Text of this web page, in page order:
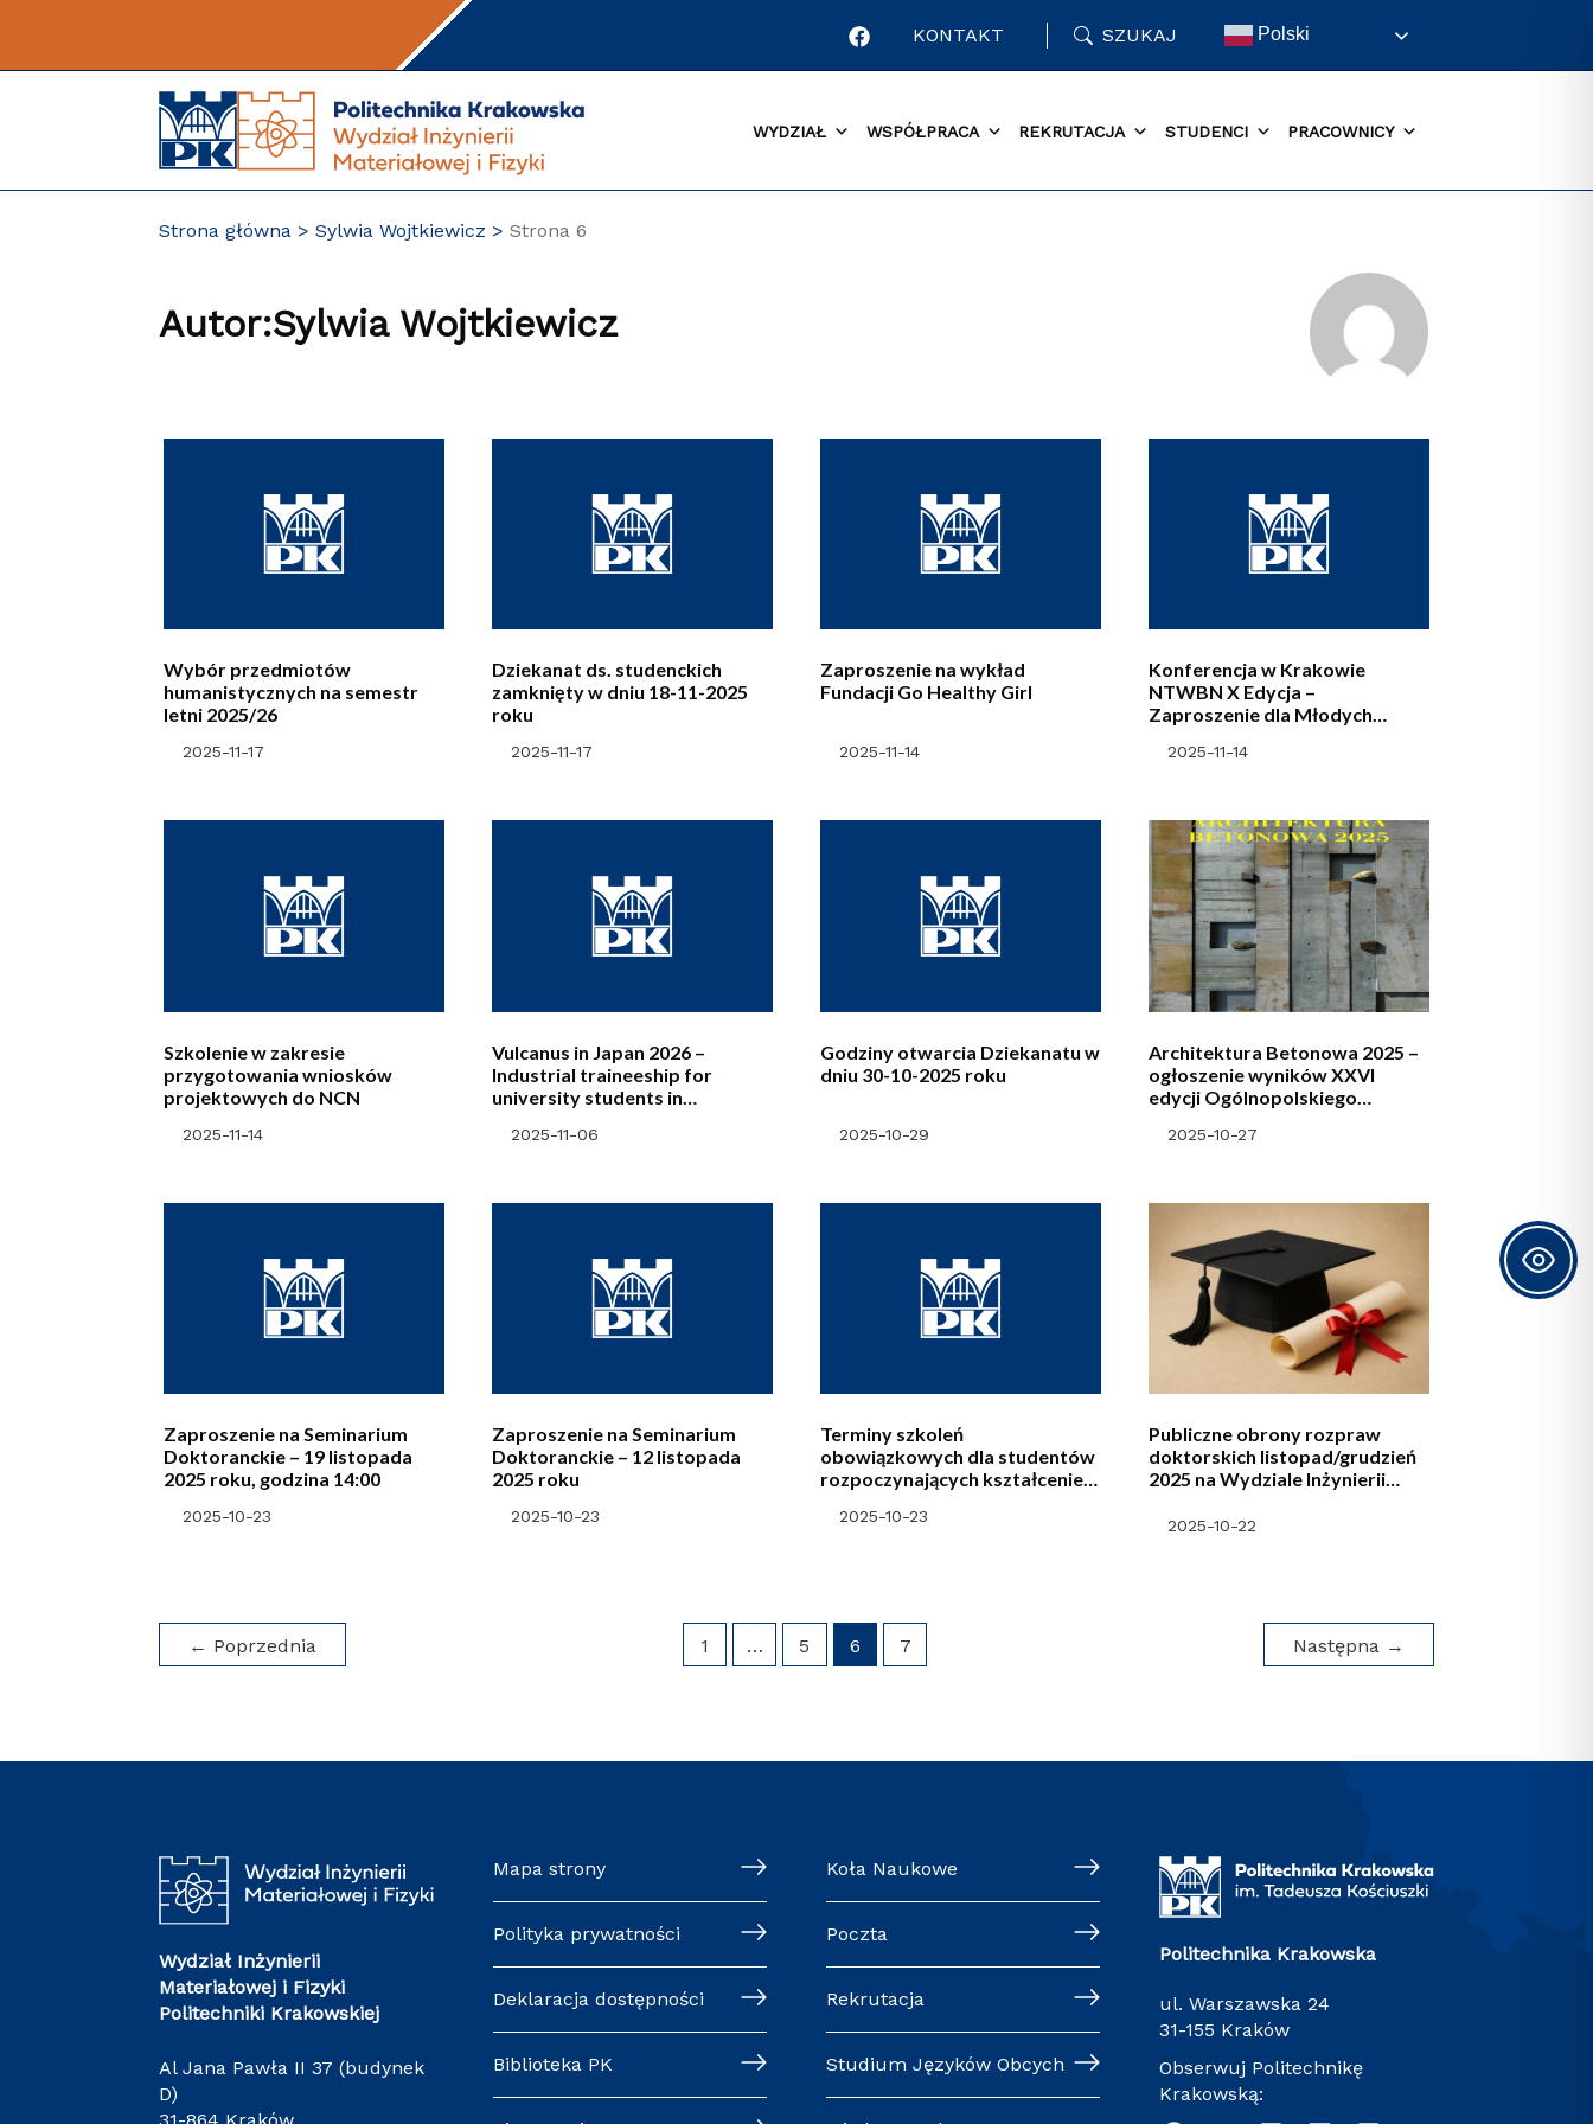
KONTAKT SZUKAJ Polski
WYDZIAŁ WSPÓŁPRACA REKRUTACJA STUDENCI PRACOWNICY
Strona główna Sylwia Wojtkiewicz Strona 6
Autor:Sylwia Wojtkiewicz
Wybór przedmiotów
humanistycznych na semestr
letni 2025/26
2025-11-17
Dziekanat ds. studenckich
zamknięty w dniu 18-11-2025
roku
2025-11-17
Zaproszenie na wykład
Fundacji Go Healthy Girl
2025-11-14
Konferencja w Krakowie
NTWBN X Edycja –
Zaproszenie dla Młodych
2025-11-14
Szkolenie w zakresie
przygotowania wniosków
projektowych do NCN
2025-11-14
Vulcanus in Japan 2026 –
Industrial traineeship for
university students in
fields
2025-11-06
Godziny otwarcia Dziekanatu w
dniu 30-10-2025 roku
2025-10-29
Architektura Betonowa 2025 –
ogłoszenie wyników XXVI
edycji Ogólnopolskiego
najlepszą pracę dyplomową
2025-10-27
Zaproszenie na Seminarium
Doktoranckie – 19 listopada
2025 roku, godzina 14:00
2025-10-23
Zaproszenie na Seminarium
Doktoranckie – 12 listopada
2025 roku
2025-10-23
Terminy szkoleń
obowiązkowych dla studentów
rozpoczynających kształcenie
2025-10-23
Publiczne obrony rozpraw
doktorskich listopad/grudzień
2025 na Wydziale Inżynierii
2025-10-22
← Poprzednia 1 … 5 6 7 Następna →
Wydział Inżynierii
Materiałowej i Fizyki
Politechniki Krakowskiej
Al Jana Pawła II 37 (budynek
D)
Mapa strony
Polityka prywatności
Deklaracja dostępności
Biblioteka PK
Koła Naukowe
Poczta
Rekrutacja
Studium Języków Obcych
Politechnika Krakowska
ul. Warszawska 24
31-155 Kraków
Obserwuj Politechnikę
Krakowską: